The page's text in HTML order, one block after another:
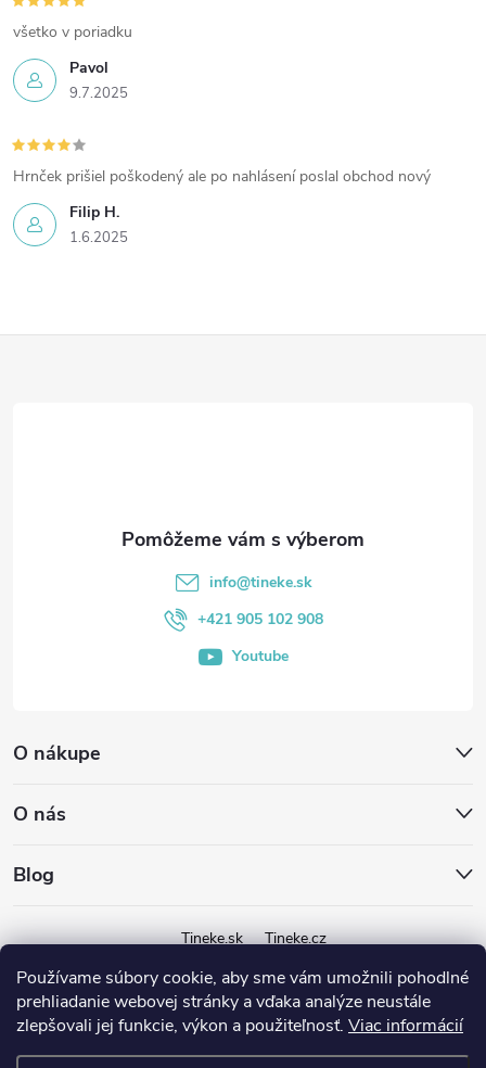
Používame súbory cookie, aby sme vám umožnili pohodlné
prehliadanie webovej stránky a vďaka analýze neustále
zlepšovali jej funkcie, výkon a použiteľnosť. Viac informácií
Pavol
9.7.2025
všetko v poriadku
Filip H.
1.6.2025
Hrnček prišiel poškodený ale po nahlásení poslal obchod nový
O nákupe
O nás
Blog
info@tineke.sk
+421 905 102 908
Youtube
Tineke.sk Tineke.cz